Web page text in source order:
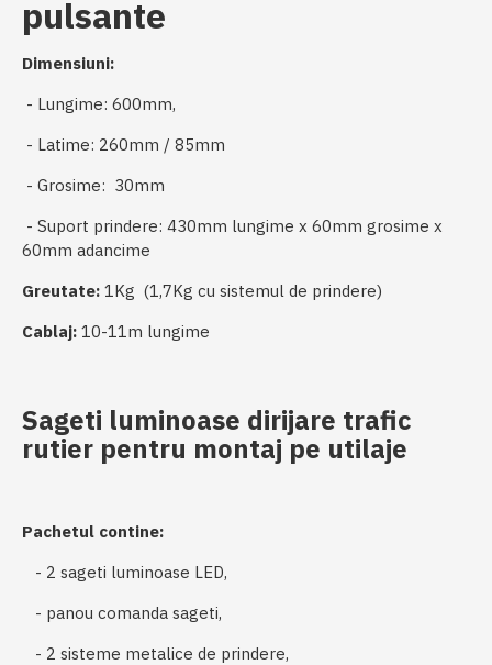
pulsante
Dimensiuni:
- Lungime: 600mm,
- Latime: 260mm / 85mm
- Grosime: 30mm
- Suport prindere: 430mm lungime x 60mm grosime x
60mm adancime
Greutate: 1Kg (1,7Kg cu sistemul de prindere)
Cablaj: 10-11m lungime
Sageti luminoase dirijare trafic
rutier pentru montaj pe utilaje
Pachetul contine:
- 2 sageti luminoase LED,
- panou comanda sageti,
- 2 sisteme metalice de prindere,